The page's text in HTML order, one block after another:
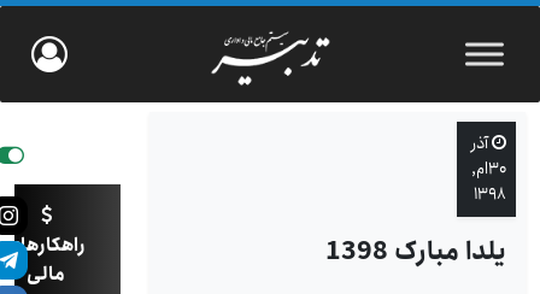
آذر
۳۰ام,
۱۳۹۸
یلدا مبارک 1398
راهکارهای
مالی